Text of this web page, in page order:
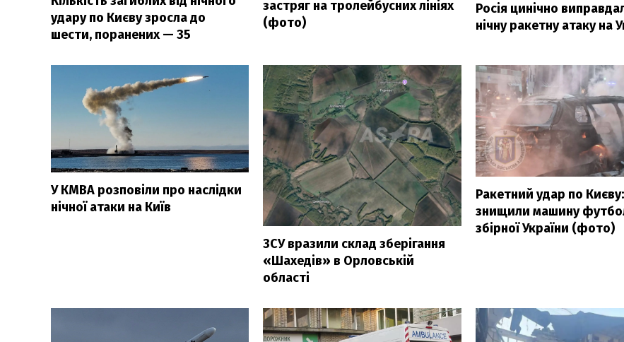
удару по Києву зросла до
шести, поранених — 35
застряг на тролейбусних лініях
(фото)
Росія цинічно
нічну ракетну атаку на
У КМВА розповіли про наслідки
нічної атаки на Київ
ЗСУ вразили склад зберігання
«Шахедів» в Орловській
області
Ракетний удар по
знищили машину
збірної України (фото)